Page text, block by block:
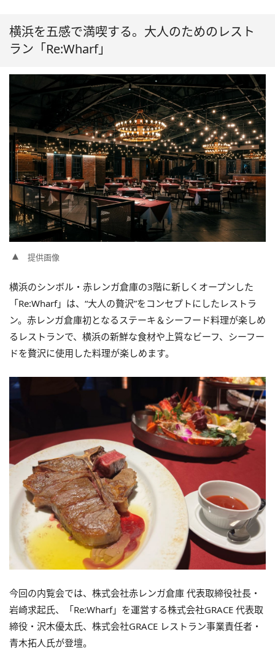
横浜を五感で満喫する。大人のためのレスト
ラン「Re:Wharf」
提供画像
横浜のシンボル・赤レンガ倉庫の3階に新しくオープンした
「Re:Wharf」は、“大人の贅沢”をコンセプトにしたレストラ
ン。赤レンガ倉庫初となるステーキ＆シーフード料理が楽しめ
るレストランで、横浜の新鮮な食材や上質なビーフ、シーフー
ドを贅沢に使用した料理が楽しめます。
今回の内覧会では、株式会社赤レンガ倉庫 代表取締役社長・
岩崎求起氏、「Re:Wharf」を運営する株式会社GRACE 代表取
締役・沢木優太氏、株式会社GRACE レストラン事業責任者・
青木拓人氏が登壇。